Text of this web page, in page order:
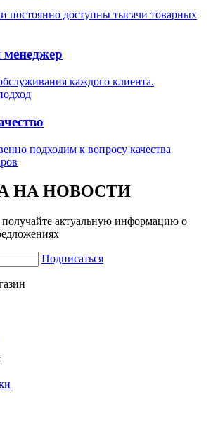
постоянно доступны тысячи товарных
каждого клиента.
подходим к вопросу качества
НА НОВОСТИ
актуальную информацию о
Подписаться